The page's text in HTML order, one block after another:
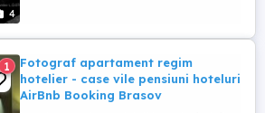
4
1
Fotograf apartament regim
hotelier - case vile pensiuni hoteluri
AirBnb Booking Brasov